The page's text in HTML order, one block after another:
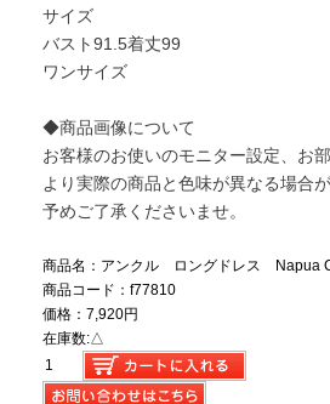
サイズ
バスト91.5着丈99
ワンサイズ
◆商品画像について
お客様のお使いのモニター設定、お
より実際の商品と色味が異なる場合
予めご了承くださいませ。
商品名：アンクル ロングドレス Napua
商品コード：f77810
価格：7,920円
在庫数:△